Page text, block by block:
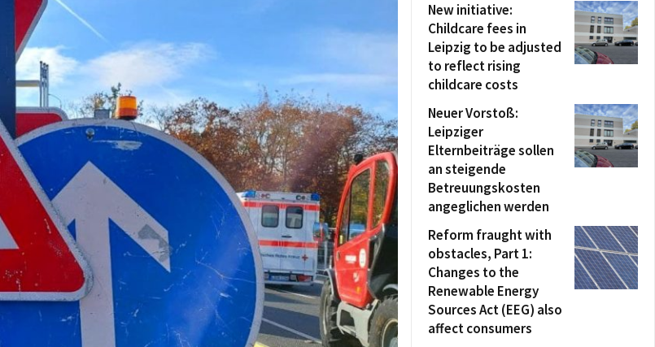
New initiative:
Childcare fees in
Leipzig to be adjusted
to reflect rising
childcare costs
Neuer Vorstoß:
Leipziger
Elternbeiträge sollen
an steigende
Betreuungskosten
angeglichen werden
Reform fraught with
obstacles, Part 1:
Changes to the
Renewable Energy
Sources Act (EEG) also
affect consumers